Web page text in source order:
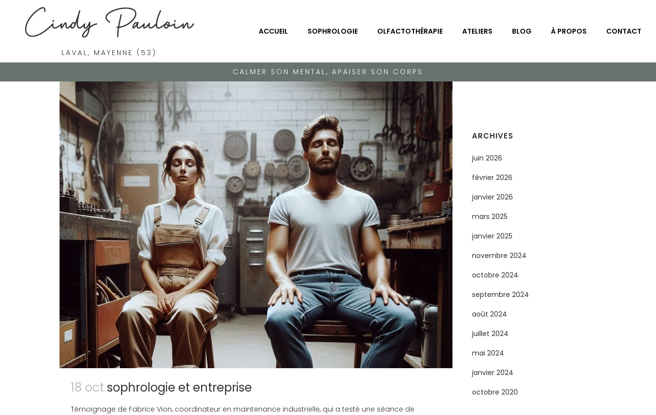
LAVAL, MAYENNE (53)
ACCUEIL SOPHROLOGIE OLFACTOTHÉRAPIE ATELIERS BLOG À PROPOS CONTACT
CALMER SON MENTAL, APAISER SON CORPS
18 oct sophrologie et entreprise
Témoignage de Fabrice Vion, coordinateur en maintenance industrielle, qui a testé une séance de
ARCHIVES
juin 2026
février 2026
janvier 2026
mars 2025
janvier 2025
novembre 2024
octobre 2024
septembre 2024
août 2024
juillet 2024
mai 2024
janvier 2024
octobre 2020